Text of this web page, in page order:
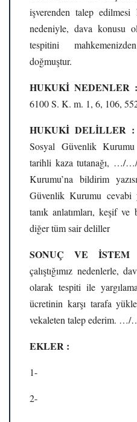
işverenden talep edilmesi
nedeniyle, dava konusu
tespitini
doğmuştur.
HUKUKİ
6100 S. K. m. 1, 6, 106,
HUKUKİ DELİLLER :
Sosyal Güvenlik
tarihli kaza tutanağı, …/
Kurumu’na bildirim
Güvenlik Kurumu cevabi
tanık anlatımları, keşif
diğer tüm sair deliller
SONUÇ VE
çalıştığımız nedenlerle,
olarak tespiti ile
ücretinin karşı tarafa
vekaleten talep ederim.
EKLER :
1-
2-